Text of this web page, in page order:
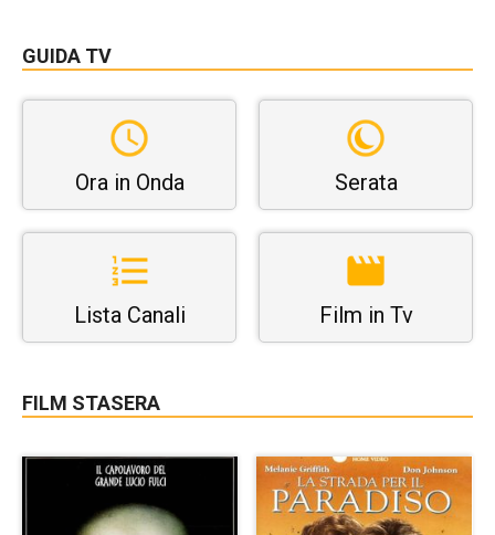
GUIDA TV
Ora in Onda Serata
Lista Canali Film in Tv
FILM STASERA